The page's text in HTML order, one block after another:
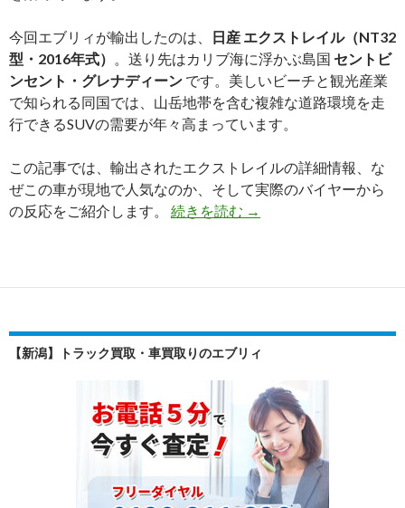
ー
ン
へ
輸
出
ま
し
た
今回エブリィが輸出したのは、
日産 エクストレイル（NT32
型・2016年式） 。送り先はカリブ海に浮かぶ島国 セントビ
ンセント・グレナディーン です。美しいビーチと観光産業
で知られる同国では、山岳地帯を含む複雑な道路環境を走
行できるSUVの需要が年々高まっています。
この記事では、輸出されたエクストレイルの詳細情報、な
ぜこの車が現地で人気なのか、そして実際のバイヤーから
の反応をご紹介します。 続きを読む 【買
エ
ク
ト
レ
イ
ル
（NT32）
→
【新潟】トラック買取・車買取りのエブリィ